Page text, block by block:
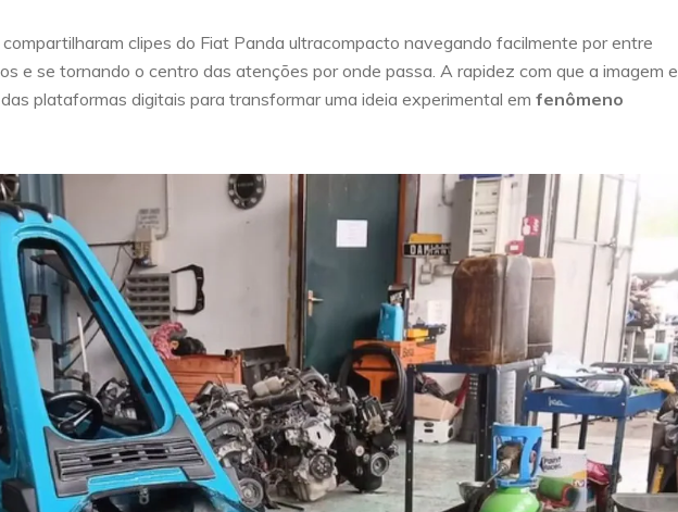
compartilharam clipes do Fiat Panda ultracompacto navegando facilmente por entre
e se tornando o centro das atenções por onde passa. A rapidez com que a imagem e
plataformas digitais para transformar uma ideia experimental em fenômeno